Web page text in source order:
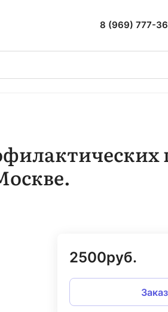
8 (969) 777-
2500руб.